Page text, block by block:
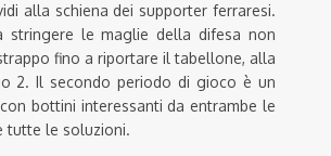
alla schiena dei supporter ferraresi.
stringere le maglie della difesa non
fino a riportare il tabellone, alla
2. Il secondo periodo di gioco è un
bottini interessanti da entrambe le
tutte le soluzioni.